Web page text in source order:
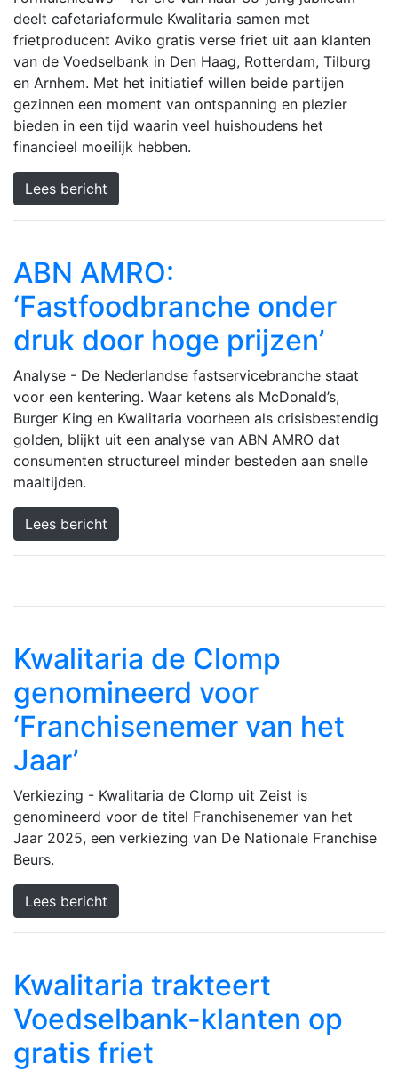
deelt cafetariaformule Kwalitaria samen met
frietproducent Aviko gratis verse friet uit aan klanten
van de Voedselbank in Den Haag, Rotterdam, Tilburg
en Arnhem. Met het initiatief willen beide partijen
gezinnen een moment van ontspanning en plezier
bieden in een tijd waarin veel huishoudens het
financieel moeilijk hebben.
Lees bericht
ABN AMRO:
‘Fastfoodbranche onder
druk door hoge prijzen’
Analyse - De Nederlandse fastservicebranche staat
voor een kentering. Waar ketens als McDonald’s,
Burger King en Kwalitaria voorheen als crisisbestendig
golden, blijkt uit een analyse van ABN AMRO dat
consumenten structureel minder besteden aan snelle
maaltijden.
Lees bericht
Kwalitaria de Clomp
genomineerd voor
‘Franchisenemer van het
Jaar’
Verkiezing - Kwalitaria de Clomp uit Zeist is
genomineerd voor de titel Franchisenemer van het
Jaar 2025, een verkiezing van De Nationale Franchise
Beurs.
Lees bericht
Kwalitaria trakteert
Voedselbank-klanten op
gratis friet